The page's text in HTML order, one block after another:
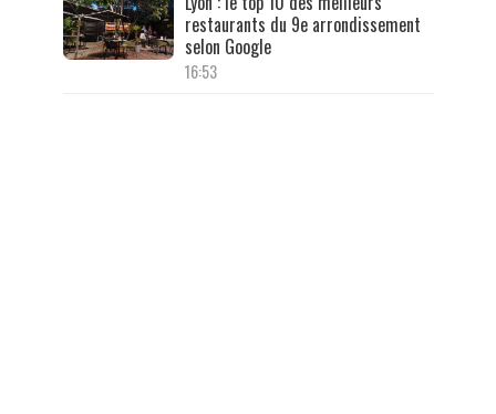
restaurants du 9e arrondissement
selon Google
16:53